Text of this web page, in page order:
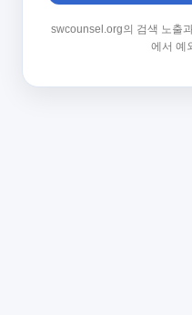
swcounsel.org의 검색 노출
에서 예